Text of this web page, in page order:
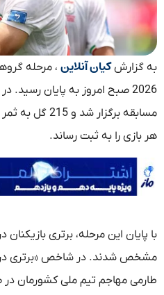
به گزارشکیان آنلاین ، مرحله
هر بازی را به ثبت رساند.
با پایان این مرحله، برتری
مشخص شدند. در شاخص «برتری در
طارمی مهاجم تیم ملی کشورمان